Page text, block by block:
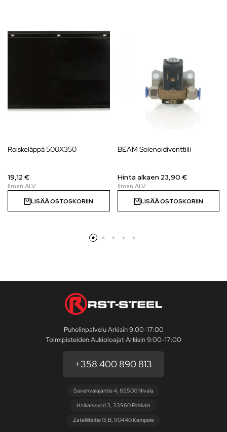
Roiskeläppä 500X350
19,12 €
LISÄÄ OSTOSKORIIN
BEAM Solenoidiventtiili
Hinta alkaen 23,90 €
LISÄÄ OSTOSKORIIN
Puhelinpalvelu Arkisin 9:00-17:00
Toimipisteiden Aukioloajat Arkisin 9:00-17:00
+358 400 890 813
Savenvalajantie 4, 85500 Nivala
Haikanvuori 3, 33960 Pirkkala
Zatelliitintie 15 B, 90440 Kempele